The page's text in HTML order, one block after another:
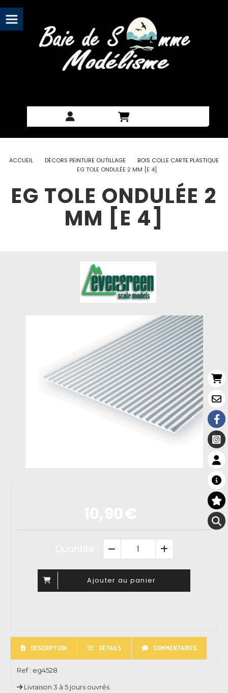
ACCUEIL DÉCORS PEINTURE OUTILLAGE
BOIS COLLE CARTE PLASTIQUE
EG TOLE ONDULÉE 2 MM [E 4]
EG TOLE ONDULÉE 2
MM [E 4]
Ajouter au panier
DESCRIPTION DÉTAILS COMMENTAIRES
Ref : eg4528
Livraison 3 à 5 jours ouvrés